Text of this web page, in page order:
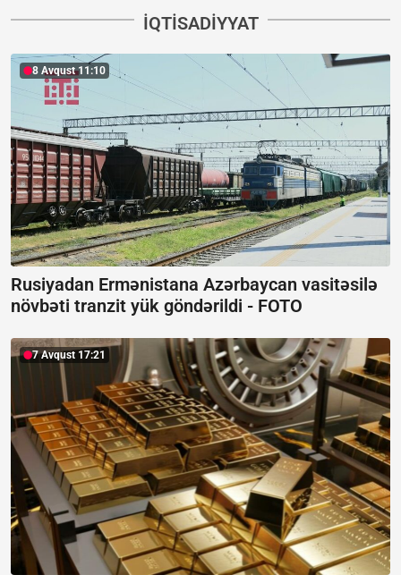
İQTISADIYYAT
8 Avqust 11:10
Rusiyadan Ermənistana Azərbaycan vasitəsilə
növbəti tranzit yük göndərildi - FOTO
7 Avqust 17:21